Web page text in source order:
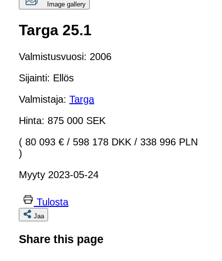
Image gallery
Targa 25.1
Valmistusvuosi: 2006
Sijainti: Ellös
Valmistaja: Targa
Hinta: 875 000 SEK
( 80 093 € / 598 178 DKK / 338 996 PLN
)
Myyty 2023-05-24
Tulosta
Jaa
Share this page